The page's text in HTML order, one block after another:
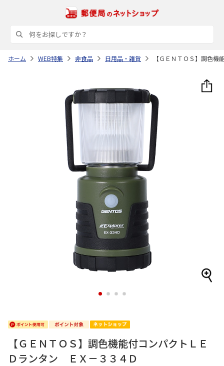
ホーム WEB特集 非食品 日用品・雑貨 【ＧＥＮＴＯＳ】調色
1 2 3 4
【ＧＥＮＴＯＳ】調色機能付コンパクトＬＥ
Ｄランタン ＥＸ－３３４Ｄ